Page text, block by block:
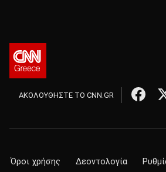
ΑΚΟΛΟΥΘΗΣΤΕ ΤΟ CNN.GR
Όροι χρήσης Δεοντολογία